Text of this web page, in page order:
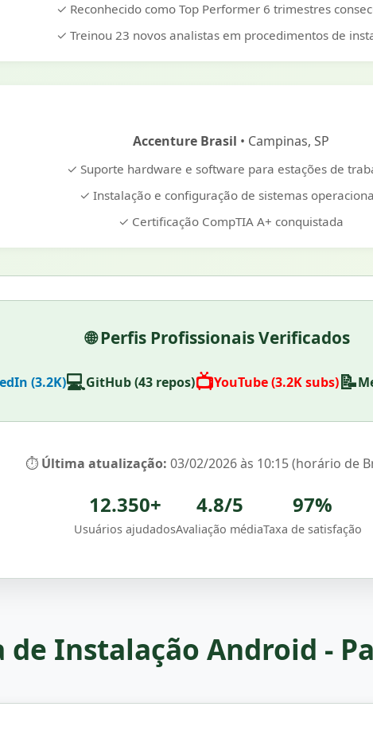
✓ Reconhecido como Top Performer 6 trimestres
✓ Treinou 23 novos analistas em procedimentos de
Accenture Brasil • Campinas, SP
✓ Suporte hardware e software para estações de
✓ Instalação e configuração de sistemas
✓ Certificação CompTIA A+ conquistada
🌐 Perfis Profissionais Verificados
(3.2K)💻GitHub (43 repos)📺YouTube (3.2K subs)📝
⏱️ Última atualização: 03/02/2026 às 10:15 (horário de
12.350+
Usuários ajudados
4.8/5
Avaliação média
97%
Taxa de satisfação
de Instalação Android -